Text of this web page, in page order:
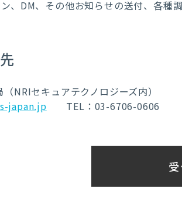
、DM、その他お知らせの送付、各種
NRIセキュアテクノロジーズ内）
japan.jp TEL：03-6706-0606